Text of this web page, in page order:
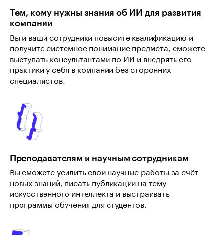
Тем, кому нужны знания об ИИ для развития
компании
Вы и ваши сотрудники повысите квалификацию и
получите системное понимание предмета, сможете
выступать консультантами по ИИ и внедрять его
практики у себя в компании без сторонних
специалистов.
Преподавателям и научным сотрудникам
Вы сможете усилить свои научные работы за счёт
новых знаний, писать публикации на тему
искусственного интеллекта и выстраивать
программы обучения для студентов.